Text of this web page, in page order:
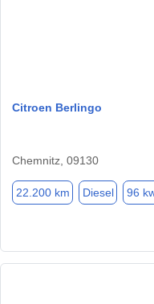
Citroen Berlingo
Chemnitz, 09130
22.200 km Diesel 96